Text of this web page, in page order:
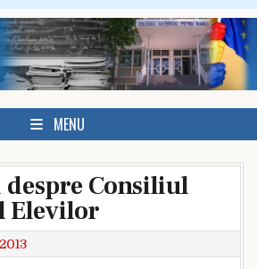
MENU
Consiliul
Elevilor